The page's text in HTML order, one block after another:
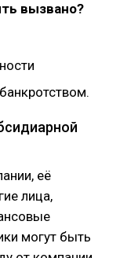
вызвано?
её
лица,
могут быть